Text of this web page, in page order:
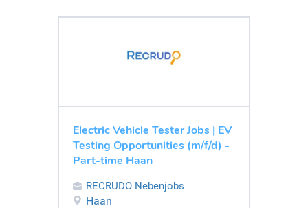
Electric Vehicle Tester Jobs | EV
Testing Opportunities (m/f/d) -
Part-time Haan
RECRUDO Nebenjobs
Haan